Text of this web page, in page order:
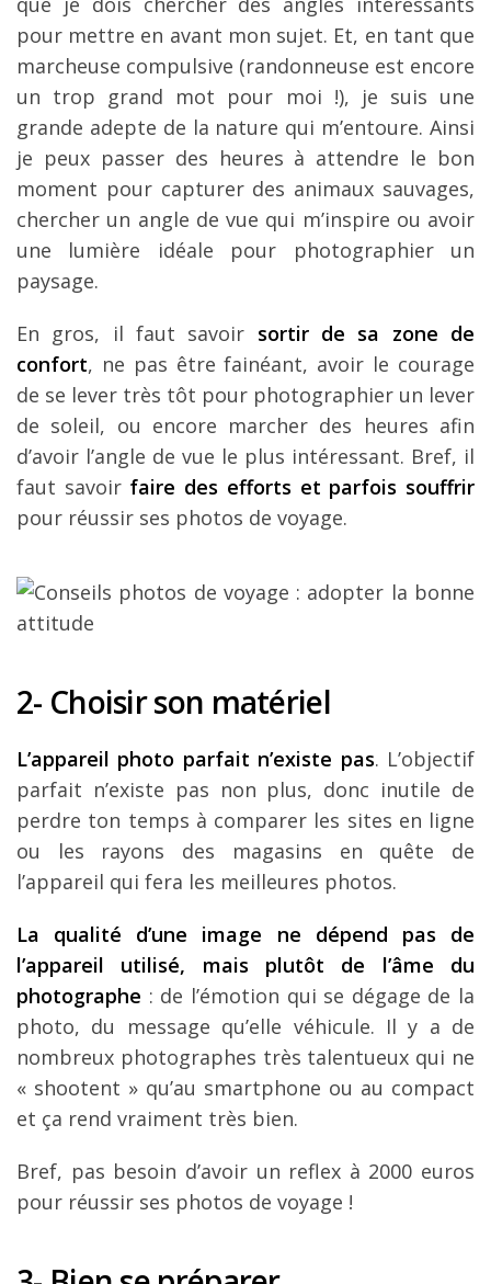
pour mettre en avant mon sujet. Et, en tant que
marcheuse compulsive (randonneuse est encore
un trop grand mot pour moi !), je suis une
grande adepte de la nature qui m’entoure. Ainsi
je peux passer des heures à attendre le bon
moment pour capturer des animaux sauvages,
chercher un angle de vue qui m’inspire ou avoir
une lumière idéale pour photographier un
paysage.
En gros, il faut savoir sortir de sa zone de
confort, ne pas être fainéant, avoir le courage
de se lever très tôt pour photographier un lever
de soleil, ou encore marcher des heures afin
d’avoir l’angle de vue le plus intéressant. Bref, il
faut savoir faire des efforts et parfois souffrir
pour réussir ses photos de voyage.
2- Choisir son matériel
L’appareil photo parfait n’existe pas. L’objectif
parfait n’existe pas non plus, donc inutile de
perdre ton temps à comparer les sites en ligne
ou les rayons des magasins en quête de
l’appareil qui fera les meilleures photos.
La qualité d’une image ne dépend pas de
l’appareil utilisé, mais plutôt de l’âme du
photographe : de l’émotion qui se dégage de la
photo, du message qu’elle véhicule. Il y a de
nombreux photographes très talentueux qui ne
« shootent » qu’au smartphone ou au compact
et ça rend vraiment très bien.
Bref, pas besoin d’avoir un reflex à 2000 euros
pour réussir ses photos de voyage !